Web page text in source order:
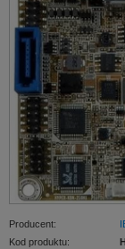
Producent:
Kod produktu: